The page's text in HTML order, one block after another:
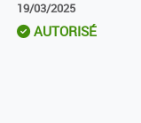
19/03/2025
AUTORISÉ